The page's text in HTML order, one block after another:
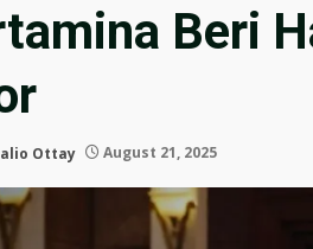
Beri
Ottay August 21, 2025